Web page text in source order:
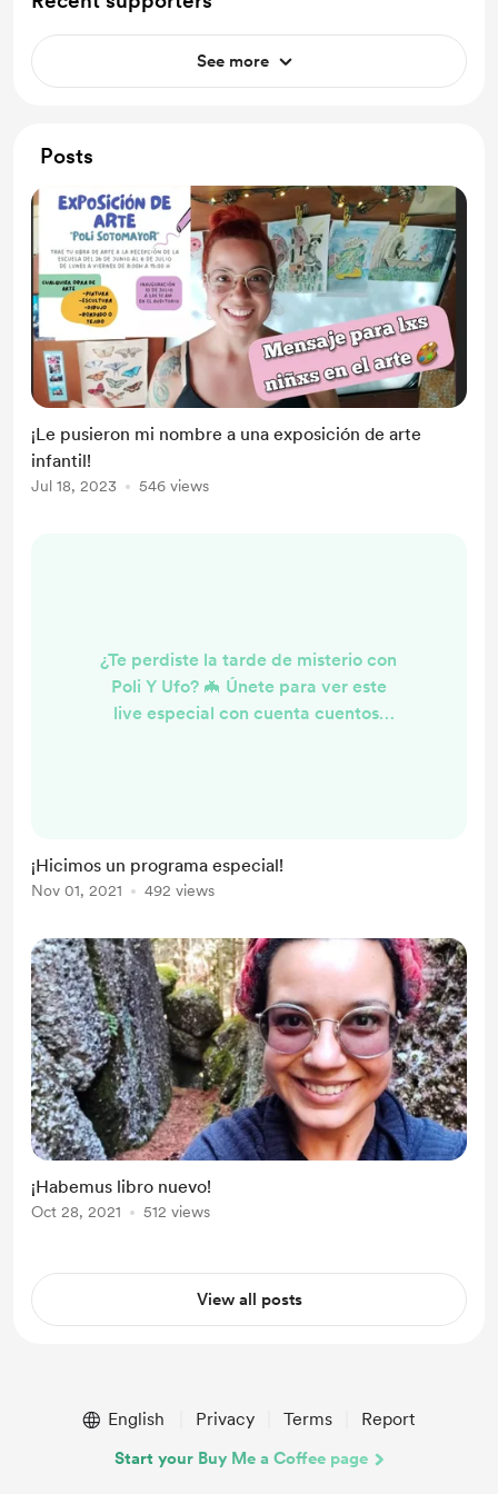
See more
Posts
¡Le pusieron mi nombre a una exposición de arte
infantil!
Jul 18, 2023 546 views
¿Te perdiste la tarde de misterio con
Poli Y Ufo? 🦇 Únete para ver este
live especial con cuenta cuentos,
https://polifaceticaenlaweb.com/cu
entos-cortos-de-misterio-y-terror-
antiespecistas/
¡Hicimos un programa especial!
Nov 01, 2021 492 views
¡Habemus libro nuevo!
Oct 28, 2021 512 views
View all posts
English Privacy Terms Report
Start your Buy Me a Coffee page